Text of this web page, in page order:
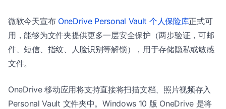
微软今天宣布 OneDrive Personal Vault 个人保险库正式可
用，能够为文件夹提供更多一层安全保护（两步验证，可邮
件、短信、指纹、人脸识别等解锁），用于存储隐私或敏感
文件。
OneDrive 移动应用将支持直接将扫描文档、照片视频存入
Personal Vault 文件夹中。Windows 10 版 OneDrive 是将